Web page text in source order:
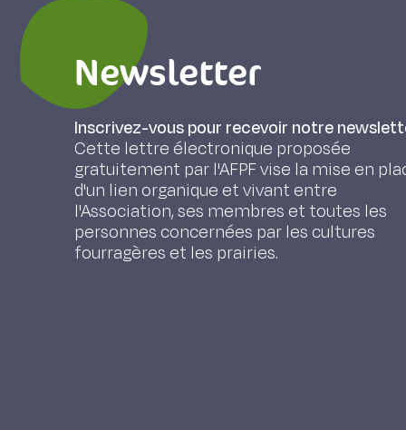
Newsletter
Inscrivez-vous pour recevoir notre
Cette lettre électronique proposée
gratuitement par l'AFPF vise la mise en
d'un lien organique et vivant entre
l'Association, ses membres et toutes les
personnes concernées par les cultures
fourragères et les prairies.